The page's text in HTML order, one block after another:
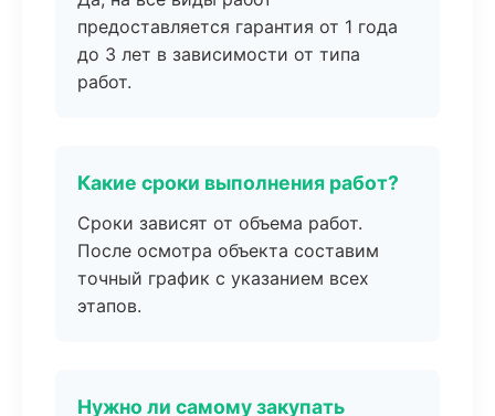
предоставляется гарантия от 1 года
до 3 лет в зависимости от типа
работ.
Какие сроки выполнения работ?
Сроки зависят от объема работ.
После осмотра объекта составим
точный график с указанием всех
этапов.
Нужно ли самому закупать